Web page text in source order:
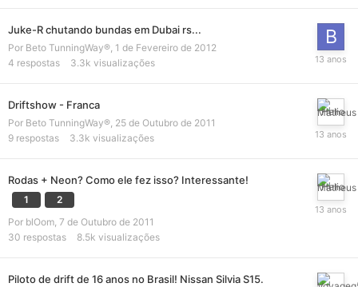
Juke-R chutando bundas em Dubai rs...
Por Beto TunningWay®, 1 de Fevereiro de 2012
4 respostas 3.3k visualizações
Driftshow - Franca
Por Beto TunningWay®, 25 de Outubro de 2011
9 respostas 3.3k visualizações
Rodas + Neon? Como ele fez isso? Interessante!
1
2
Por blOom, 7 de Outubro de 2011
30 respostas 8.5k visualizações
Piloto de drift de 16 anos no Brasil! Nissan Silvia S15.